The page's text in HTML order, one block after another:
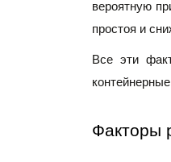
вероятную
простоя и
Все эти
Факторы